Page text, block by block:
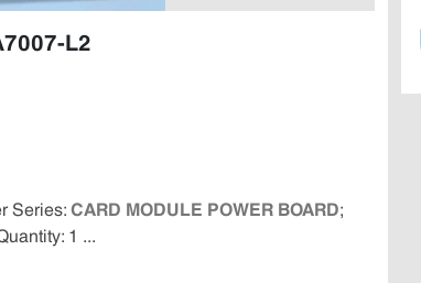
L2
Series:CARD MODULE POWER BOARD;
1 ...